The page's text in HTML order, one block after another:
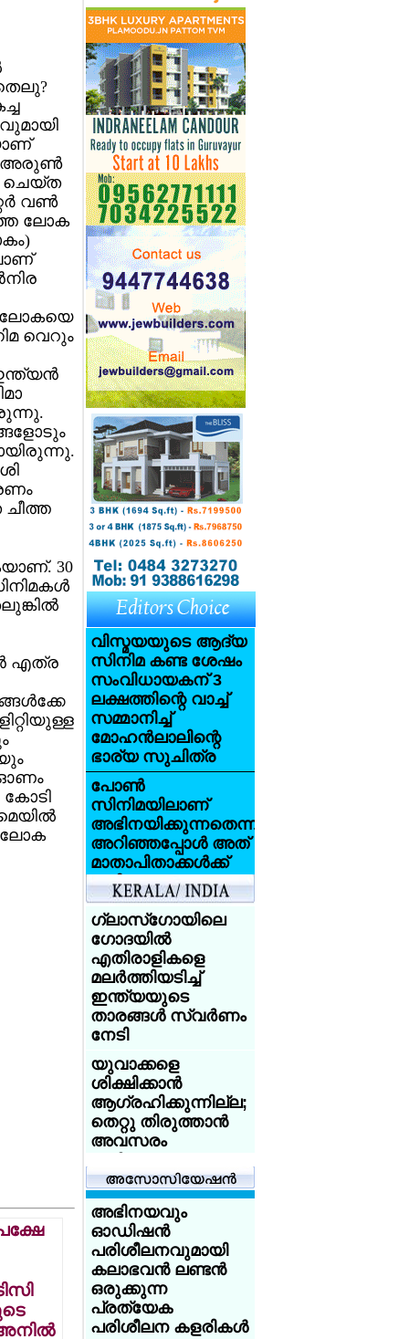
അരുണ്‍
ചെയ്ത
വണ്‍
ലോക
ലോകയെ
വെറും
30
എത്ര
ഓണം
കോടി
ലോക
അനില്‍
വിസ്മയയുടെ ആദ്യ
സിനിമ കണ്ട ശേഷം
സംവിധായകന് 3
ലക്ഷത്തിന്റെ വാച്ച്
സമ്മാനിച്ച്
മോഹന്‍ലാലിന്റെ
ഭാര്യ സുചിത്ര
പോണ്‍
സിനിമയിലാണ്
അഭിനയിക്കുന്നതെന്ന്
അറിഞ്ഞപ്പോള്‍ അത്
മാതാപിതാക്കള്‍ക്ക്
വലിയ
ആഘാതമായി:
സണ്ണി ലിയോണ്‍
ആസിഡ്
ആക്രമണത്തെ
അതിജീവിച്ച
ഇന്ത്യക്കാരിക്ക്
യുകെ
യൂണിവേഴ്‌സിറ്റിയുടെ
സ്‌കോളര്‍ഷിപ്പ്
യുകെയില്‍
പഠിക്കുകയാണോ?
18 വയസ്സായോ?
ട്രെയിന്‍ ടിക്കറ്റ് 50
ശതമാനം
ഡിസ്‌കൗണ്ട്:
സേവര്‍ റെയില്‍
കാര്‍ഡ് നല്‍കാന്‍
യുകെ
അയര്‍ലന്‍ഡിനായി
ചെസില്‍ തിളങ്ങി
മലയാളി
സഹോദരങ്ങള്‍;
ഗ്ലാസ്‌ഗോയിലെ
ഗോദയില്‍
എതിരാളികളെ
മലര്‍ത്തിയടിച്ച്
ഇന്ത്യയുടെ
താരങ്ങള്‍ സ്വര്‍ണം
നേടി
യുവാക്കളെ
ശിക്ഷിക്കാന്‍
ആഗ്രഹിക്കുന്നില്ല;
തെറ്റു തിരുത്താന്‍
അവസരം
അധിക്ഷേപിച്ച
യുവാക്കളോട്
ക്ഷമിച്ചു -
പ്രധാനമന്ത്രി
കേരളത്തില്‍ 14
ജില്ലകളിലും
കര്‍ക്കടകത്തിലെ
പെരുമഴ:
അഭിനയവും
ഓഡിഷന്‍
പരിശീലനവുമായി
കലാഭവന്‍ ലണ്ടന്‍
ഒരുക്കുന്ന
പ്രത്യേക
പരിശീലന കളരികള്‍